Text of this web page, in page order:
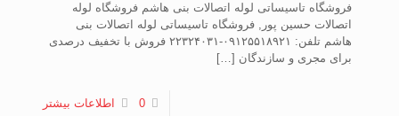
فروشگاه تاسیساتی لوله اتصالات بنی هاشم فروشگاه لوله
اتصالات حسین پور, فروشگاه تاسیساتی لوله اتصالات بنی
هاشم تلفن: ۰۹۱۲۵۵۱۸۹۲۱-۲۲۳۲۴۰۳۱ فروش با تخفیف درصدی
برای مجری و سازندگان […]
0 اطلاعات بیشتر